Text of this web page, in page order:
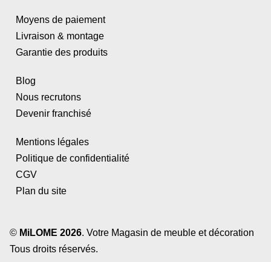
Moyens de paiement
Livraison & montage
Garantie des produits
Blog
Nous recrutons
Devenir franchisé
Mentions légales
Politique de confidentialité
CGV
Plan du site
© MiLOME 2026. Votre Magasin de meuble et décoration
Tous droits réservés.